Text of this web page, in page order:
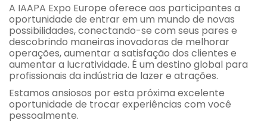
A IAAPA Expo Europe oferece aos participantes a
oportunidade de entrar em um mundo de novas
possibilidades, conectando-se com seus pares e
descobrindo maneiras inovadoras de melhorar
operações, aumentar a satisfação dos clientes e
aumentar a lucratividade. É um destino global para
profissionais da indústria de lazer e atrações.
Estamos ansiosos por esta próxima excelente
oportunidade de trocar experiências com você
pessoalmente.